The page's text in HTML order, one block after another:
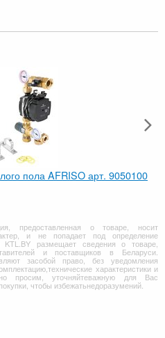
пола AFRISO арт. 9050100
предоставленная о товаре, носит
и не попадает под определение
KTL.BY размещает сведения о товаре,
и поставщиков в Беларуси.
засобой право, без уведомления
характеристики и
просим, уточняйтеважную для Вас
чтобы избежатьнедоразумений.